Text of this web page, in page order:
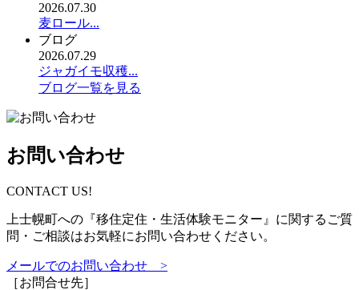
2026.07.30
麦ロール...
ブログ
2026.07.29
ジャガイモ収穫...
ブログ一覧を見る
お問い合わせ
CONTACT US!
上士幌町への『移住定住・生活体験モニター』に関するご質
問・ご相談はお気軽にお問い合わせください。
メールでのお問い合わせ >
［お問合せ先］